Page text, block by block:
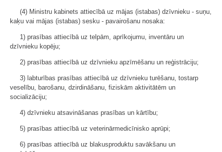
(4) Ministru kabinets attiecībā uz mājas (istabas) dzīvnieku - suņu,
kaķu vai mājas (istabas) sesku - pavairošanu nosaka:
1) prasības attiecībā uz telpām, aprīkojumu, inventāru un
dzīvnieku kopēju;
2) prasības attiecībā uz dzīvnieku apzīmēšanu un reģistrāciju;
3) labturības prasības attiecībā uz dzīvnieku turēšanu, tostarp
veselību, barošanu, dzirdināšanu, fiziskām aktivitātēm un
socializāciju;
4) dzīvnieku atsavināšanas prasības un kārtību;
5) prasības attiecībā uz veterinārmedicīnisko aprūpi;
6) prasības attiecībā uz blakusproduktu savākšanu un